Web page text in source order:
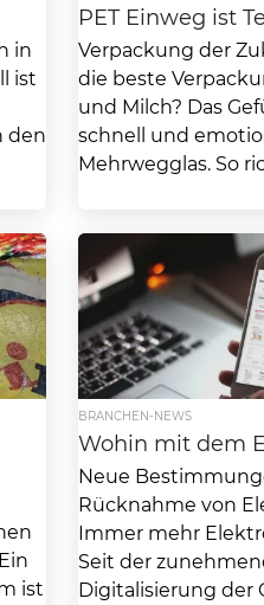
in
ist
den
PET Einweg ist
Verpackung der
die beste
und Milch? Das
schnell und
Mehrwegglas. So
ist
BRANCHEN-NEWS
Wohin mit dem
Neue
Rücknahme von
Immer mehr
Seit der
Digitalisierung der